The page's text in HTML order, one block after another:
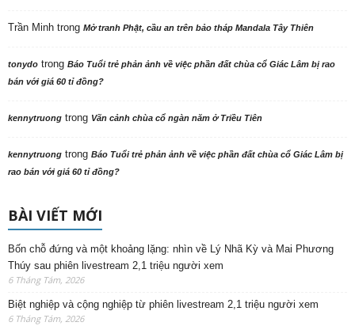
Trần Minh trong Mở tranh Phật, cầu an trên bảo tháp Mandala Tây Thiên
tonydo trong Báo Tuổi trẻ phản ảnh về việc phần đất chùa cổ Giác Lâm bị rao
bán với giá 60 tỉ đồng?
kennytruong trong Vãn cảnh chùa cổ ngàn năm ở Triều Tiên
kennytruong trong Báo Tuổi trẻ phản ảnh về việc phần đất chùa cổ Giác Lâm bị
rao bán với giá 60 tỉ đồng?
BÀI VIẾT MỚI
Bốn chỗ đứng và một khoảng lặng: nhìn về Lý Nhã Kỳ và Mai Phương
Thúy sau phiên livestream 2,1 triệu người xem
6 Tháng Tám, 2026
Biệt nghiệp và cộng nghiệp từ phiên livestream 2,1 triệu người xem
6 Tháng Tám, 2026